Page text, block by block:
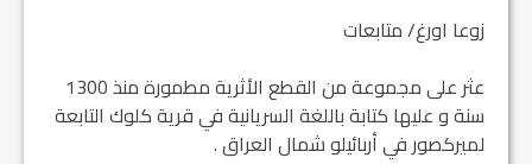
زوعا اورغ/ متابعات
عثر على مجموعة من القطع الأثرية مطمورة منذ 1300
سنة و عليها كتابة باللغة السريانية في قرية كلوك التابعة
لميركصور في أربائيلو شمال العراق .